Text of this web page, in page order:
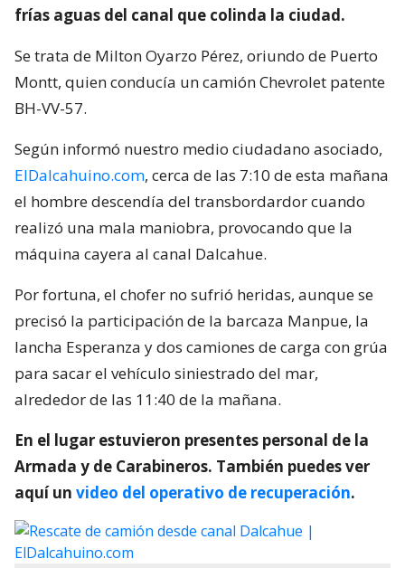
frías aguas del canal que colinda la ciudad.
Se trata de Milton Oyarzo Pérez, oriundo de Puerto
Montt, quien conducía un camión Chevrolet patente
BH-VV-57.
Según informó nuestro medio ciudadano asociado,
ElDalcahuino.com, cerca de las 7:10 de esta mañana
el hombre descendía del transbordardor cuando
realizó una mala maniobra, provocando que la
máquina cayera al canal Dalcahue.
Por fortuna, el chofer no sufrió heridas, aunque se
precisó la participación de la barcaza Manpue, la
lancha Esperanza y dos camiones de carga con grúa
para sacar el vehículo siniestrado del mar,
alrededor de las 11:40 de la mañana.
En el lugar estuvieron presentes personal de la
Armada y de Carabineros. También puedes ver
aquí un video del operativo de recuperación.